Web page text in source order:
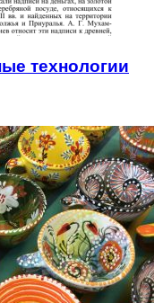
технологии